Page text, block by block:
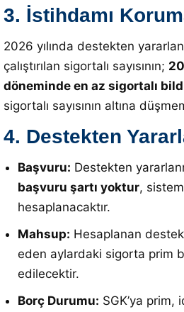
3. İstihdamı
2026 yılında destekten
çalıştırılan sigortalı sayısının;
döneminde en az sigortalı
sigortalı sayısının altına
4. Destekten
Başvuru: Destekten
başvuru şartı yoktur,
hesaplanacaktır.
Mahsup: Hesaplanan
eden aylardaki sigorta prim
edilecektir.
Borç Durumu: SGK’ya prim,